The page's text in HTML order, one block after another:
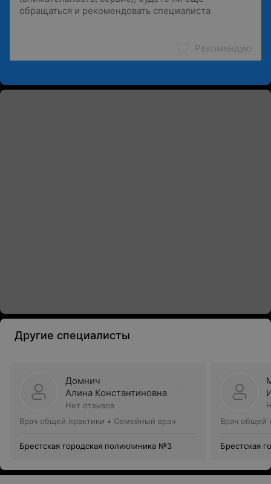
Рекомендую
Другие специалисты
Домнич
Алина Константиновна
Нет отзывов
Врач общей практики • Семейный врач
Брестская городская поликлиника №3
Врач общей
Брестская